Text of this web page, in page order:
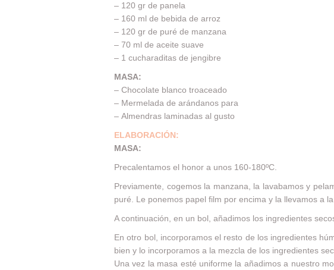
– 120 gr de panela
– 160 ml de bebida de arroz
– 120 gr de puré de manzana
– 70 ml de aceite suave
– 1 cucharaditas de jengibre
MASA:
– Chocolate blanco troaceado
– Mermelada de arándanos para
– Almendras laminadas al gusto
ELABORACIÓN:
MASA:
Precalentamos el honor a unos 160-180ºC.
Previamente, cogemos la manzana, la lavabamos y
puré. Le ponemos papel film por encima y la llevamos a
A continuación, en un bol, añadimos los ingredientes
En otro bol, incorporamos el resto de los ingredientes
bien y lo incorporamos a la mezcla de los ingredientes
Una vez la masa esté uniforme la añadimos a nuestro